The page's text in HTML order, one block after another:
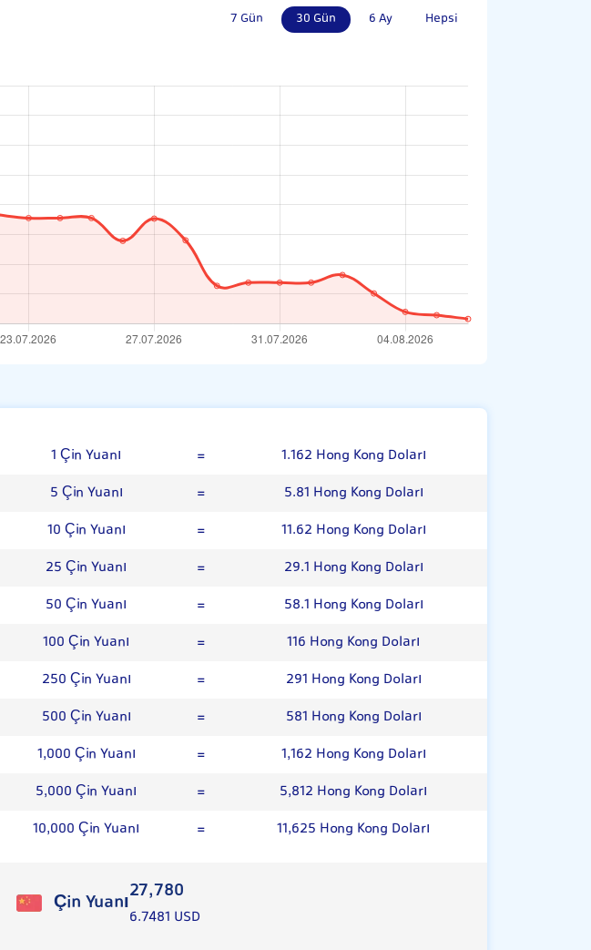
7 Gün 30 Gün 6 Ay Hepsi
1 Çin Yuanı =
1.162 Hong Kong Doları
5 Çin Yuanı
=
5.81 Hong Kong Doları
10 Çin Yuanı
=
11.62 Hong Kong Doları
25 Çin Yuanı
=
29.1 Hong Kong Doları
50 Çin Yuanı
=
58.1 Hong Kong Doları
100 Çin Yuanı
=
116 Hong Kong Doları
250 Çin Yuanı
=
291 Hong Kong Doları
500 Çin Yuanı
=
581 Hong Kong Doları
1,000 Çin Yuanı
=
1,162 Hong Kong Doları
5,000 Çin Yuanı
=
5,812 Hong Kong Doları
10,000 Çin Yuanı
= 11,625 Hong Kong Doları
Çin Yuanı27,780
6.7481 USD